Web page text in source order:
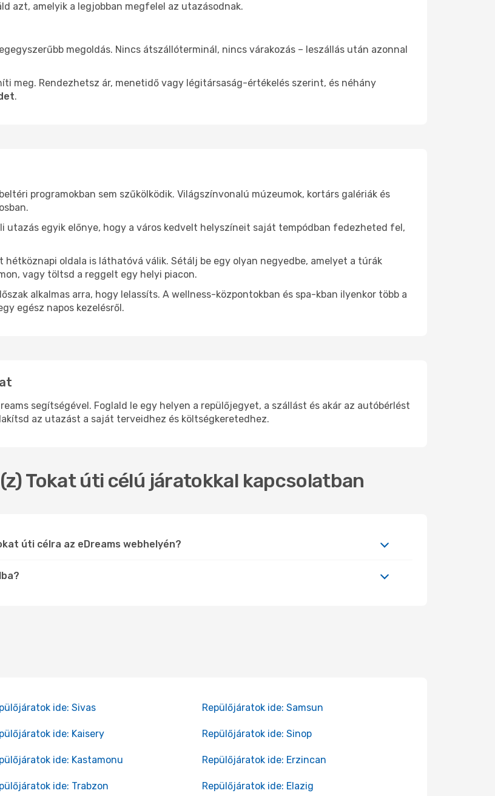
azt, amelyik a legjobban megfelel az utazásodnak.
megoldás. Nincs átszállóterminál, nincs várakozás – leszállás után azonnal
meg. Rendezhetsz ár, menetidő vagy légitársaság-értékelés szerint, és néhány
.
programokban sem szűkölködik. Világszínvonalú múzeumok, kortárs galériák és
utazás egyik előnye, hogy a város kedvelt helyszíneit saját tempódban fedezheted fel,
hétköznapi oldala is láthatóvá válik. Sétálj be egy olyan negyedbe, amelyet a túrák
vagy töltsd a reggelt egy helyi piacon.
alkalmas arra, hogy lelassíts. A wellness-központokban és spa-kban ilyenkor több a
egész napos kezelésről.
segítségével. Foglald le egy helyen a repülőjegyet, a szállást és akár az autóbérlést
az utazást a saját terveidhez és költségkeretedhez.
Tokat úti célú járatokkal kapcsolatban
úti célra az eDreams webhelyén?
ide: Sivas Repülőjáratok ide: Samsun
ide: Kaisery Repülőjáratok ide: Sinop
ide: Kastamonu Repülőjáratok ide: Erzincan
ide: Trabzon Repülőjáratok ide: Elazig